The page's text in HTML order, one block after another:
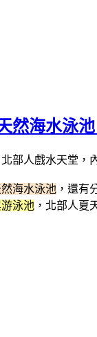
然海水泳
海水泳池 ，還有
泳池 ，北部人夏